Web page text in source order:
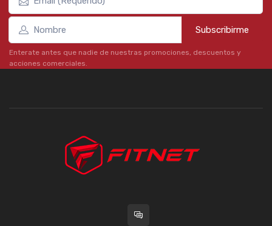
Subscribirme
Enterate antes que nadie de nuestras promociones, descuentos y
acciones comerciales.